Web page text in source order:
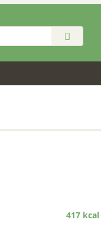
417 kcal